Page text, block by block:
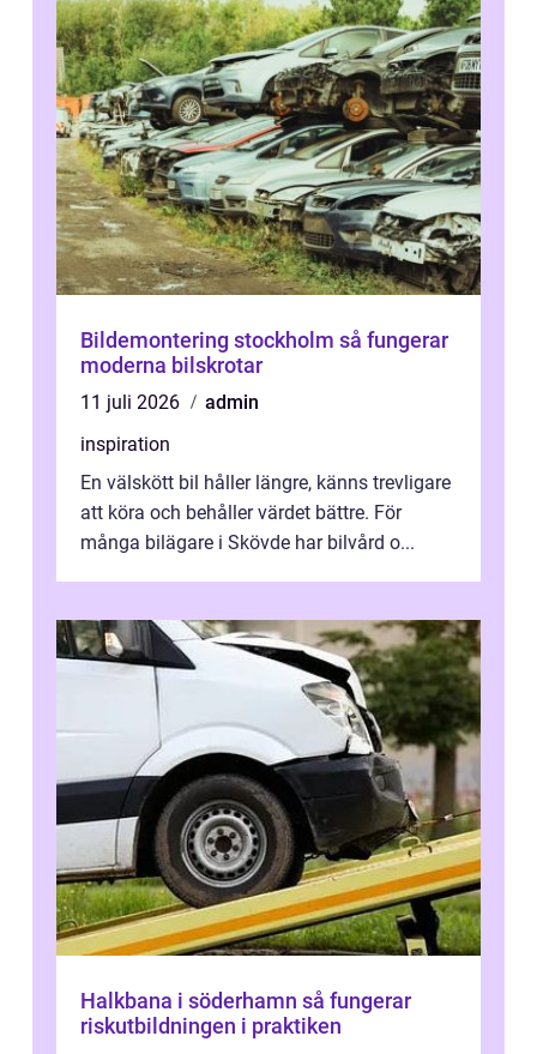
Bildemontering stockholm så fungerar
moderna bilskrotar
11 juli 2026
admin
inspiration
En välskött bil håller längre, känns trevligare
att köra och behåller värdet bättre. För
många bilägare i Skövde har bilvård o...
Halkbana i söderhamn så fungerar
riskutbildningen i praktiken